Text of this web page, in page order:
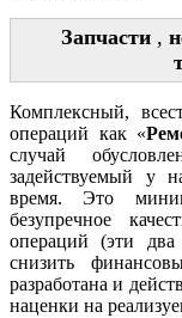
Запчасти ,
Комплексный,
операций как «
случай
задействуемый у
время. Это
безупречное
операций (эти
снизить
разработана и
наценки на